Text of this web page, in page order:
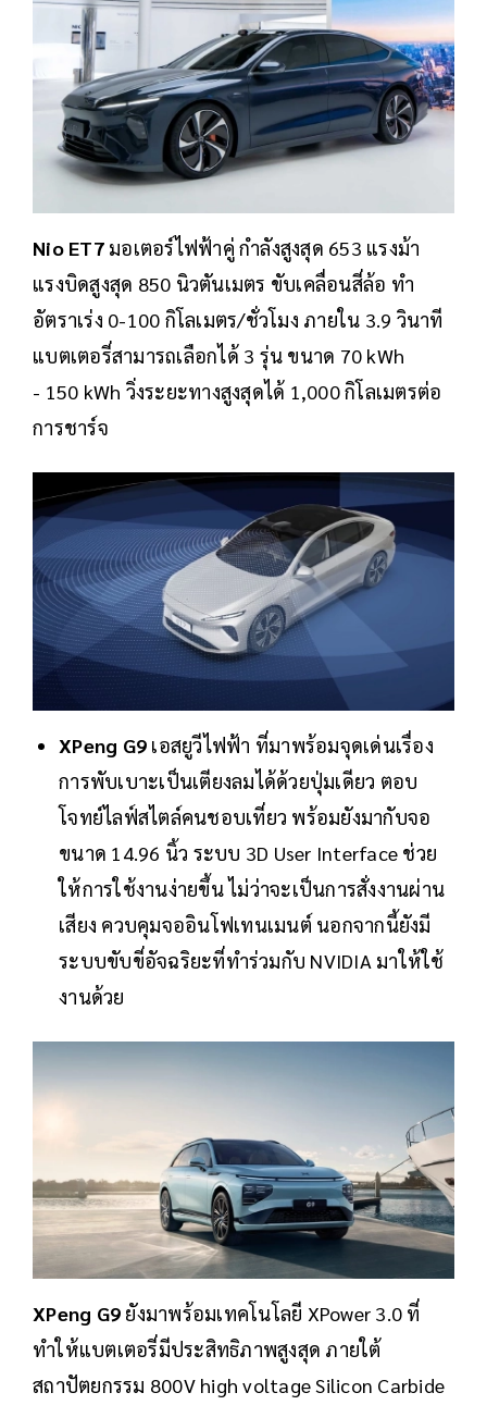
Nio ET7 มอเตอร์ไฟฟ้าคู่ กำลังสูงสุด 653 แรงม้า
แรงบิดสูงสุด 850 นิวตันเมตร ขับเคลื่อนสี่ล้อ ทำ
อัตราเร่ง 0-100 กิโลเมตร/ชั่วโมง ภายใน 3.9 วินาที
แบตเตอรี่สามารถเลือกได้ 3 รุ่น ขนาด 70 kWh
- 150 kWh วิ่งระยะทางสูงสุดได้ 1,000 กิโลเมตรต่อ
การชาร์จ
XPeng G9 เอสยูวีไฟฟ้า ที่มาพร้อมจุดเด่นเรื่อง
การพับเบาะเป็นเตียงลมได้ด้วยปุ่มเดียว ตอบ
โจทย์ไลฟ์สไตล์คนชอบเที่ยว พร้อมยังมากับจอ
ขนาด 14.96 นิ้ว ระบบ 3D User Interface ช่วย
ให้การใช้งานง่ายขึ้น ไม่ว่าจะเป็นการสั่งงานผ่าน
เสียง ควบคุมจออินโฟเทนเมนต์ นอกจากนี้ยังมี
ระบบขับขี่อัจฉริยะที่ทำร่วมกับ NVIDIA มาให้ใช้
งานด้วย
XPeng G9 ยังมาพร้อมเทคโนโลยี XPower 3.0 ที่
ทำให้แบตเตอรี่มีประสิทธิภาพสูงสุด ภายใต้
สถาปัตยกรรม 800V high voltage Silicon Carbide